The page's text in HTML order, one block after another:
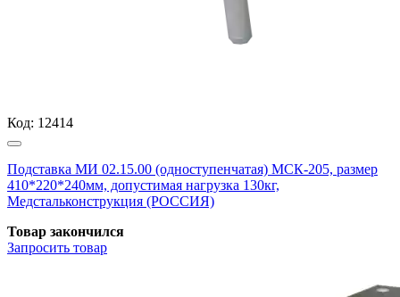
Код: 12414
Подставка МИ 02.15.00 (одноступенчатая) МСК-205, размер
410*220*240мм, допустимая нагрузка 130кг,
Медстальконструкция (РОССИЯ)
Товар закончился
Запросить товар